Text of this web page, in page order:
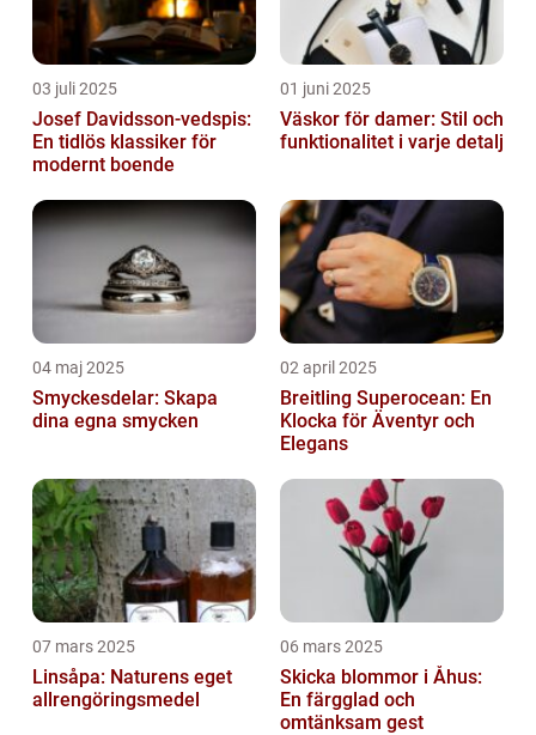
03 juli 2025
Josef Davidsson-vedspis:
En tidlös klassiker för
modernt boende
01 juni 2025
Väskor för damer: Stil och
funktionalitet i varje detalj
04 maj 2025
Smyckesdelar: Skapa
dina egna smycken
02 april 2025
Breitling Superocean: En
Klocka för Äventyr och
Elegans
07 mars 2025
Linsåpa: Naturens eget
allrengöringsmedel
06 mars 2025
Skicka blommor i Åhus:
En färgglad och
omtänksam gest